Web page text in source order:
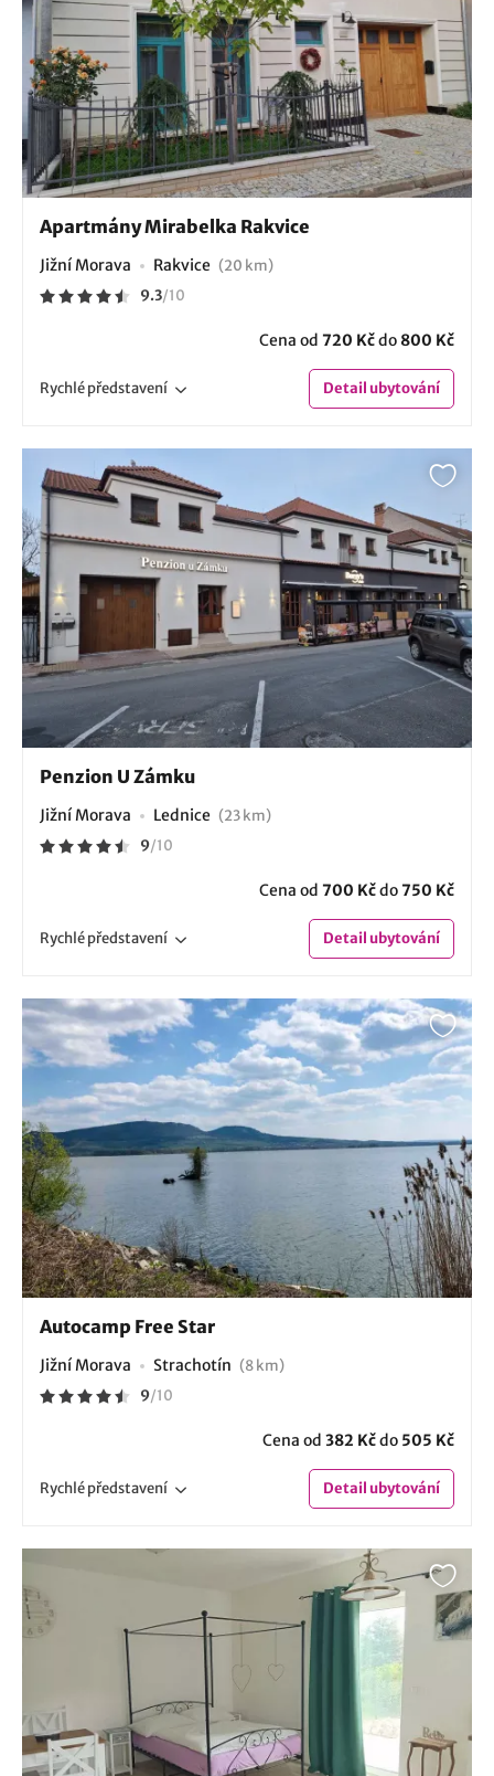
Apartmány Mirabelka Rakvice
Jižní Morava Rakvice (20 km)
9.3/10
Cena od 720 Kčdo 800 Kč
Rychlépředstavení Detailubytování
Penzion U Zámku
Jižní Morava Lednice (23 km)
9/10
Cena od 700 Kčdo750 Kč
Rychlépředstavení Detailubytování
Autocamp Free Star
Jižní Morava Strachotín (8 km)
9/10
Cena od 382 Kčdo 505 Kč
Rychlépředstavení Detailubytování